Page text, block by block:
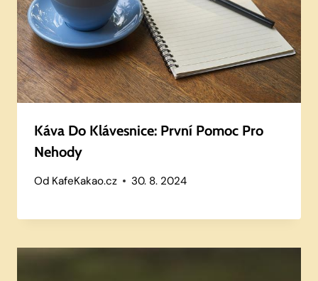
Káva Do Klávesnice: První Pomoc Pro
Nehody
Od KafeKakao.cz 30. 8. 2024